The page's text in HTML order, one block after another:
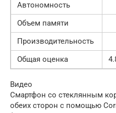
Автономность
Объем памяти
Производительность
Общая оценка
Видео
Смартфон со стеклянным
обеих сторон с помощью